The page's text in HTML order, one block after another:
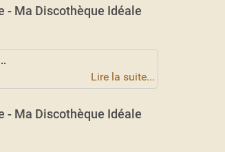
- Ma Discothèque Idéale
Lire la suite...
- Ma Discothèque Idéale